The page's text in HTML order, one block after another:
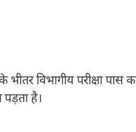
विभागीय परीक्षा पास
पड़ता है।